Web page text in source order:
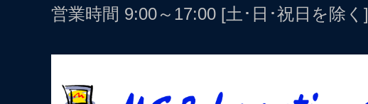
営業時間 9:00～17:00 [土･日･祝日を除く]